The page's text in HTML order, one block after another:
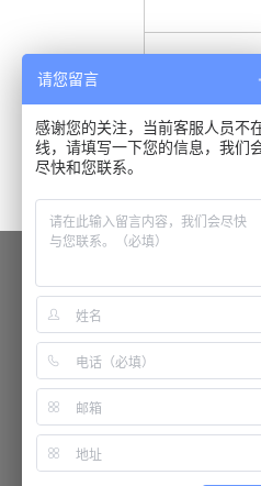
电 话：010-
传 真：010-
服务热线：400
Q Q：
电子邮件：
公司概况
公司简介
公司荣誉
产品
里氏
洛氏
布氏
维氏
超声
韦氏
请您留言
感谢您的关注，当前客服人员不
线，请填写一下您的信息，我们
尽快和您联系。